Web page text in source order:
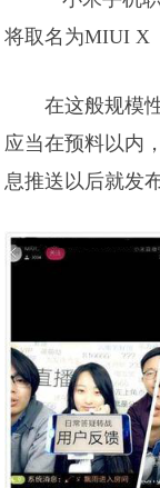
在这般规模
应当在预料以内
息推送以后就发